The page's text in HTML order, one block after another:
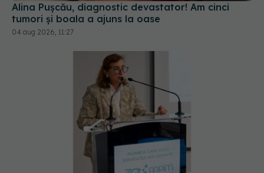
Alina Pușcău, diagnostic devastator! Am cinci
tumori și boala a ajuns la oase
04 aug 2026, 11:27